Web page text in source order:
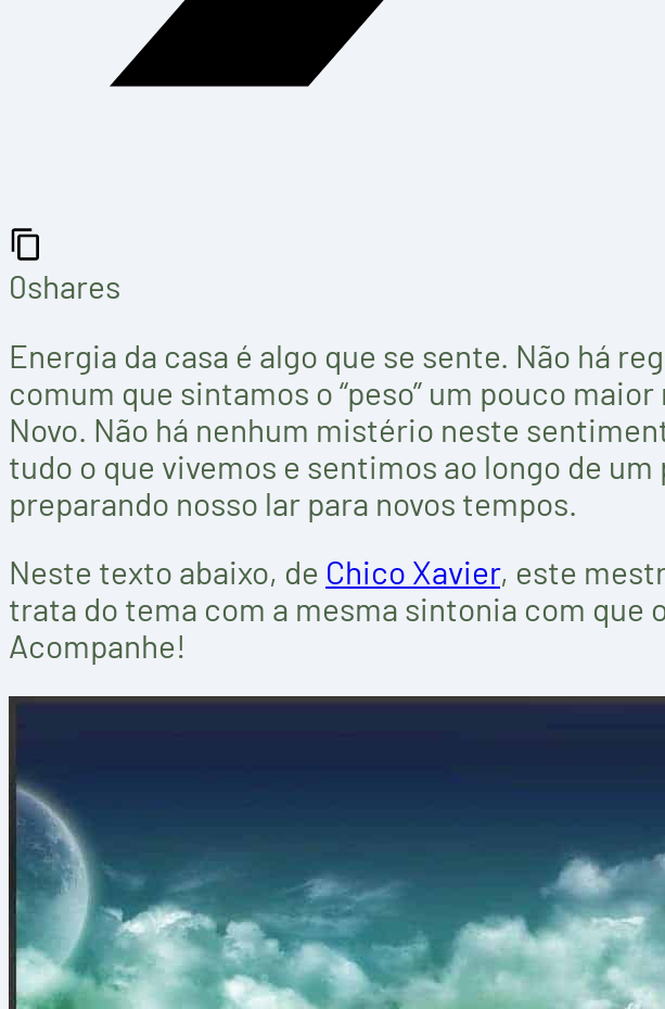
0shares
Energia da casa é algo que se sente. Não há
comum que sintamos o “peso” um pouco
Novo. Não há nenhum mistério neste
tudo o que vivemos e sentimos ao longo de
preparando nosso lar para novos tempos.
Neste texto abaixo, de Chico Xavier, este
trata do tema com a mesma sintonia com que
Acompanhe!